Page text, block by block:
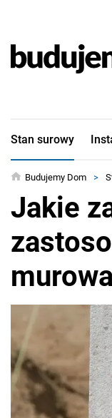
Stan surowy
Budujemy Dom >
Jakie